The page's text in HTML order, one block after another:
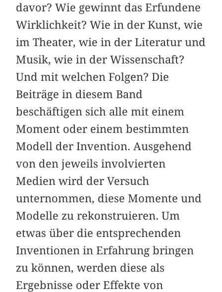
davor? Wie gewinnt das Erfundene
Wirklichkeit? Wie in der Kunst, wie
im Theater, wie in der Literatur und
Musik, wie in der Wissenschaft?
Und mit welchen Folgen? Die
Beiträge in diesem Band
beschäftigen sich alle mit einem
Moment oder einem bestimmten
Modell der Invention. Ausgehend
von den jeweils involvierten
Medien wird der Versuch
unternommen, diese Momente und
Modelle zu rekonstruieren. Um
etwas über die entsprechenden
Inventionen in Erfahrung bringen
zu können, werden diese als
Ergebnisse oder Effekte von